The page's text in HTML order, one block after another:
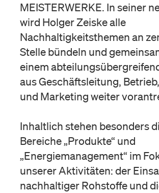
MEISTERWERKE. In seiner
wird Holger Zeiske alle
Nachhaltigkeitsthemen an
Stelle bündeln und
einem
aus Geschäftsleitung,
und Marketing weiter
Inhaltlich stehen besonders
Bereiche „Produkte“ und
„Energiemanagement“ im
unserer Aktivitäten: der
nachhaltiger Rohstoffe und